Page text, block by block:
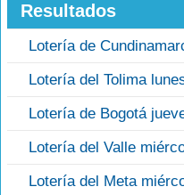
Resultados
Lotería de
Lotería del Tolima
Lotería de Bogotá
Lotería del Valle
Lotería del Meta